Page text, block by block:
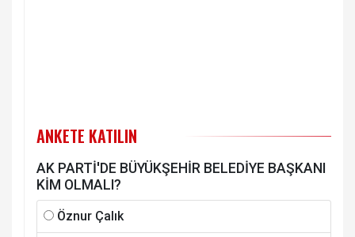
ANKETE KATILIN
AK PARTİ'DE BÜYÜKŞEHİR BELEDİYE BAŞKANI
KİM OLMALI?
Öznur Çalık